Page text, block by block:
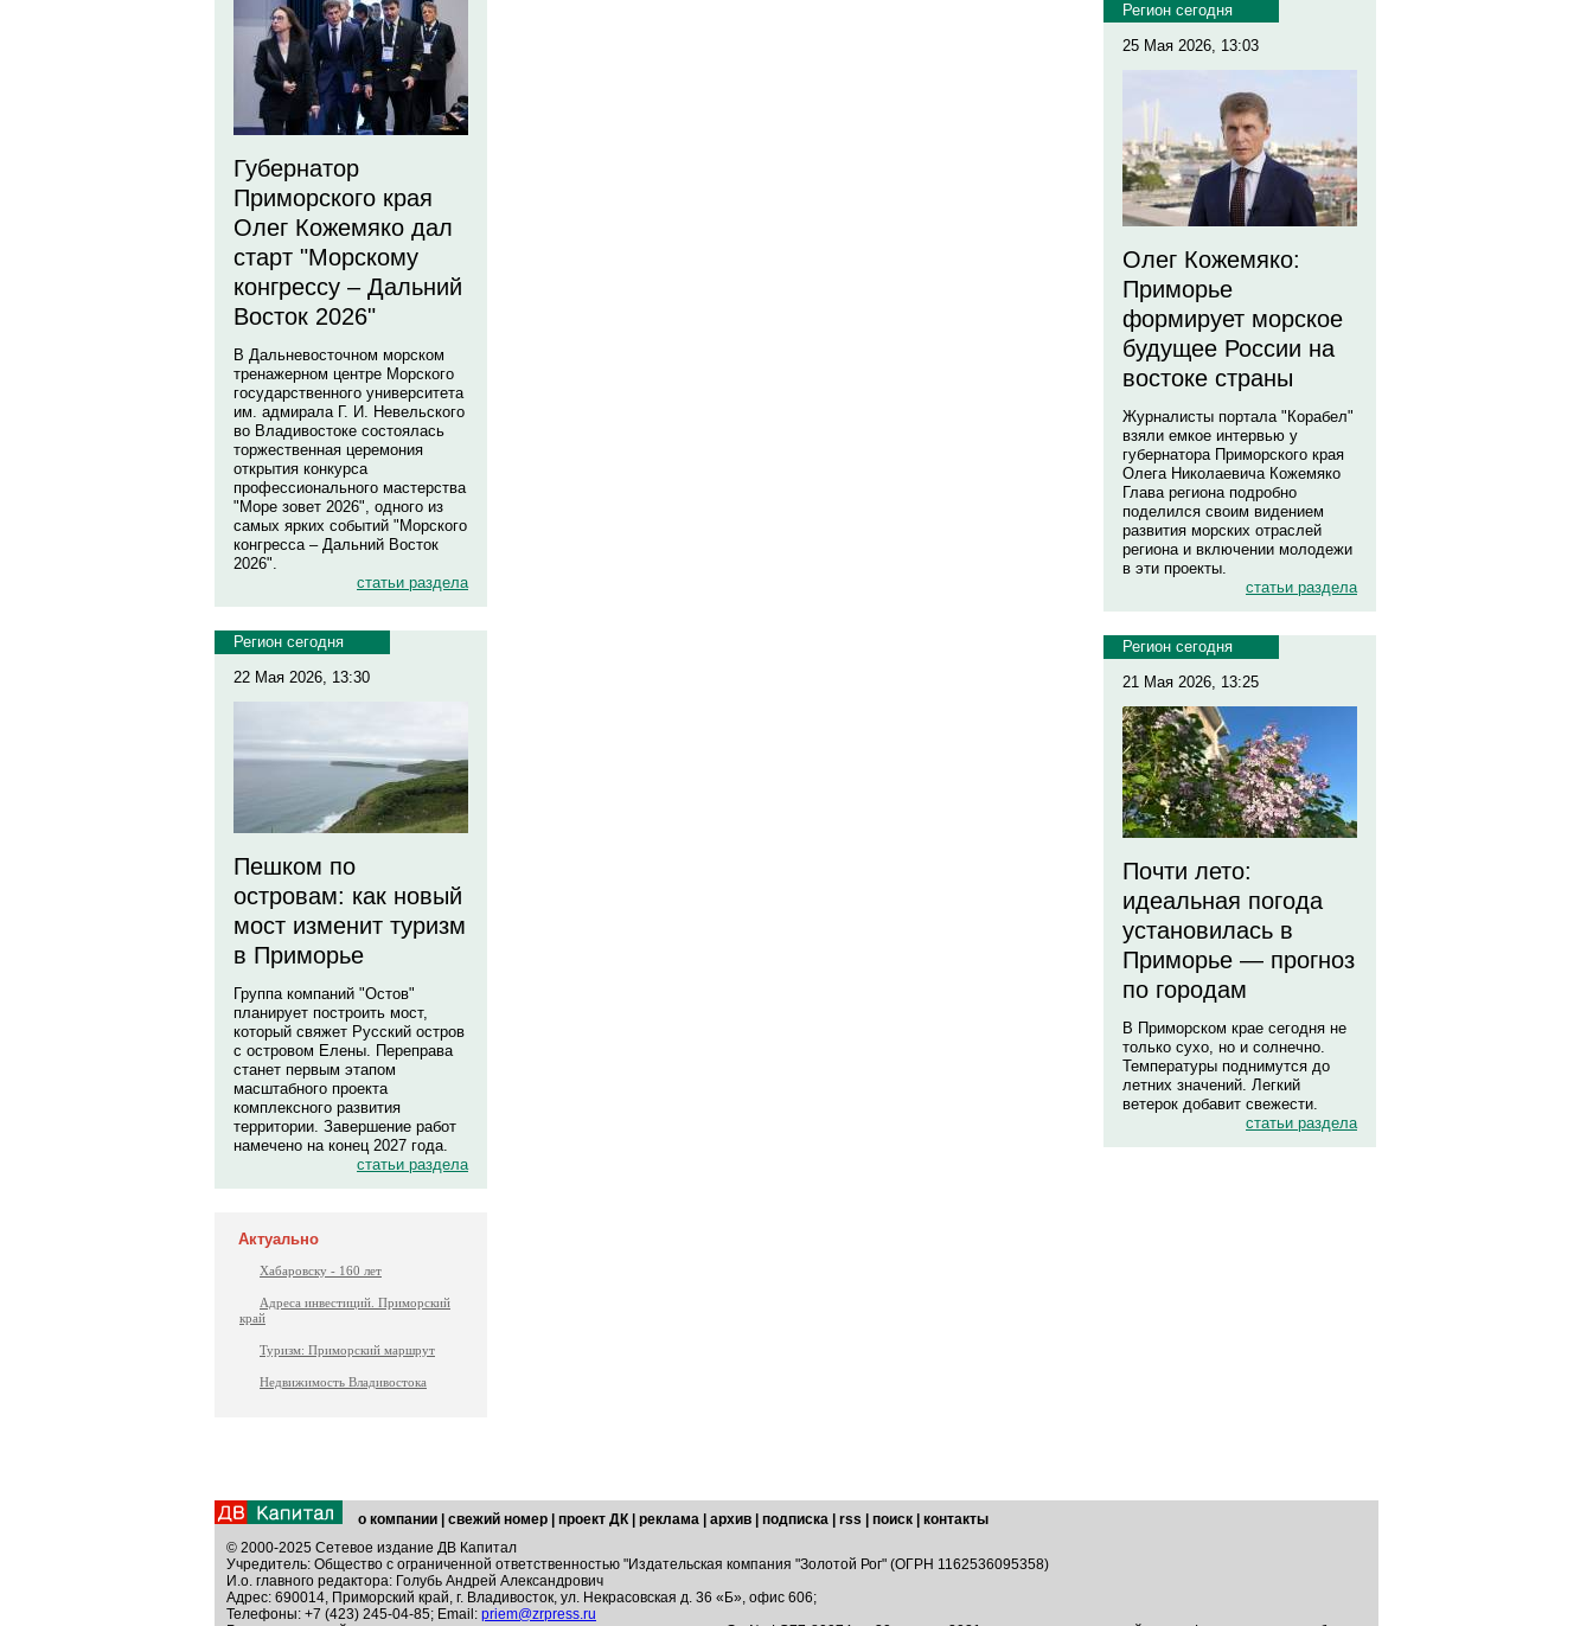
Губернатор
Приморского края
Олег Кожемяко дал
старт "Морскому
конгрессу – Дальний
Восток 2026"
В Дальневосточном морском
тренажерном центре Морского
государственного университета
им. адмирала Г. И. Невельского
во Владивостоке состоялась
торжественная церемония
открытия конкурса
профессионального мастерства
"Море зовет 2026", одного из
самых ярких событий "Морского
конгресса – Дальний Восток
2026".
статьи раздела
Регион сегодня
22 Мая 2026, 13:30
Пешком по
островам: как новый
мост изменит туризм
в Приморье
Группа компаний "Остов"
планирует построить мост,
который свяжет Русский остров
с островом Елены. Переправа
станет первым этапом
масштабного проекта
комплексного развития
территории. Завершение работ
намечено на конец 2027 года.
статьи раздела
Актуально
Хабаровску - 160 лет
Адреса инвестиций. Приморский
край
Туризм: Приморский маршрут
Недвижимость Владивостока
Регион сегодня
25 Мая 2026, 13:03
Олег Кожемяко:
Приморье
формирует морское
будущее России на
востоке страны
Журналисты портала "Корабел"
взяли емкое интервью у
губернатора Приморского края
Олега Николаевича Кожемяко
Глава региона подробно
поделился своим видением
развития морских отраслей
региона и включении молодежи
в эти проекты.
статьи раздела
Регион сегодня
21 Мая 2026, 13:25
Почти лето:
идеальная погода
установилась в
Приморье — прогноз
по городам
В Приморском крае сегодня не
только сухо, но и солнечно.
Температуры поднимутся до
летних значений. Легкий
ветерок добавит свежести.
статьи раздела
о компании свежий номер проект ДК реклама архив подписка rss поиск
контакты
© 2000-2025 Сетевое издание ДВ Капитал
Учредитель: Общество с ограниченной ответственностью "Издательская компания "Золотой Рог" (ОГРН 1162536095358)
И.о. главного редактора: Голубь Андрей Александрович
Адрес: 690014, Приморский край, г. Владивосток, ул. Некрасовская д. 36 «Б», офис 606;
Телефоны: +7 (423) 245-04-85; Email: priem@zrpress.ru